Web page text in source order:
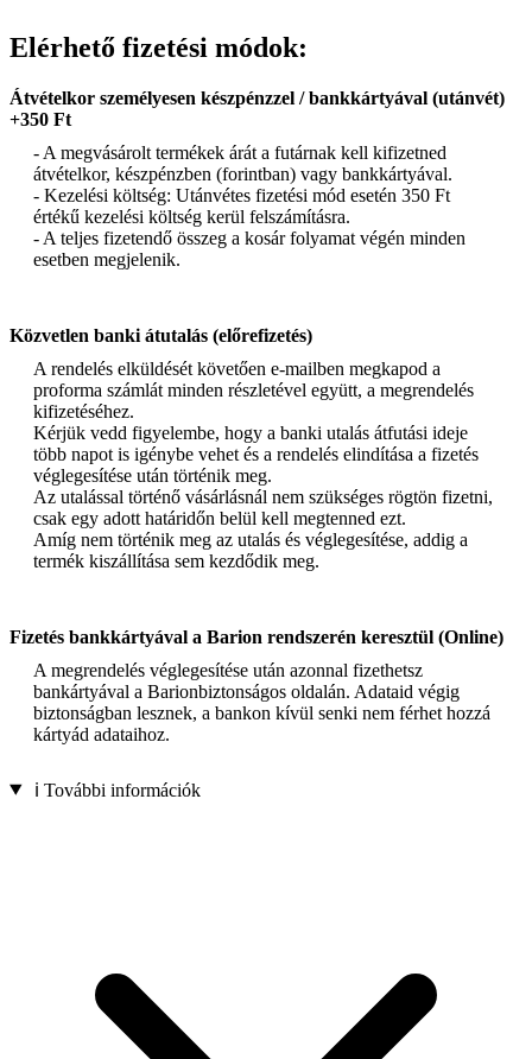
Elérhető fizetési módok:
Átvételkor személyesen készpénzzel / bankkártyával (utánvét)
+350 Ft
- A megvásárolt termékek árát a futárnak kell kifizetned
átvételkor, készpénzben (forintban) vagy bankkártyával.
- Kezelési költség: Utánvétes fizetési mód esetén 350 Ft
értékű kezelési költség kerül felszámításra.
- A teljes fizetendő összeg a kosár folyamat végén minden
esetben megjelenik.
Közvetlen banki átutalás (előrefizetés)
A rendelés elküldését követően e-mailben megkapod a
proforma számlát minden részletével együtt, a megrendelés
kifizetéséhez.
Kérjük vedd figyelembe, hogy a banki utalás átfutási ideje
több napot is igénybe vehet és a rendelés elindítása a fizetés
véglegesítése után történik meg.
Az utalással történő vásárlásnál nem szükséges rögtön fizetni,
csak egy adott határidőn belül kell megtenned ezt.
Amíg nem történik meg az utalás és véglegesítése, addig a
termék kiszállítása sem kezdődik meg.
Fizetés bankkártyával a Barion rendszerén keresztül (Online)
A megrendelés véglegesítése után azonnal fizethetsz
bankártyával a Barionbiztonságos oldalán. Adataid végig
biztonságban lesznek, a bankon kívül senki nem férhet hozzá
kártyád adataihoz.
ℹ️ További információk